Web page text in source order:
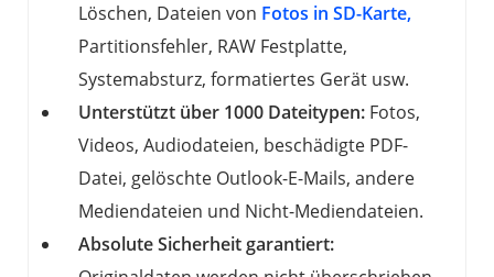
Löschen, Dateien von Fotos in SD-Karte,
Partitionsfehler, RAW Festplatte,
Systemabsturz, formatiertes Gerät usw.
Unterstützt über 1000 Dateitypen: Fotos,
Videos, Audiodateien, beschädigte PDF-
Datei, gelöschte Outlook-E-Mails, andere
Mediendateien und Nicht-Mediendateien.
Absolute Sicherheit garantiert: